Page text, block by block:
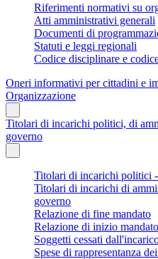
Riferimenti normativi su
Atti amministrativi generali
Documenti di
Statuti e leggi regionali
Codice disciplinare e
Oneri informativi per cittadini e
Organizzazione
Titolari di incarichi politici, di
governo
Titolari di incarichi politici
Titolari di incarichi di
governo
Relazione di fine mandato
Relazione di inizio mandato
Soggetti cessati
Spese di rappresentanza